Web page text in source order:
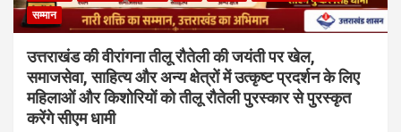
सम्मान
उत्तराखंड की वीरांगना तीलू रौतेली की जयंती पर खेल,
समाजसेवा, साहित्य और अन्य क्षेत्रों में उत्कृष्ट प्रदर्शन के लिए
महिलाओं और किशोरियों को तीलू रौतेली पुरस्कार से पुरस्कृत
करेंगे सीएम धामी